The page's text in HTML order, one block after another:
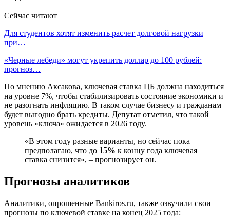
Сейчас читают
Для студентов хотят изменить расчет долговой нагрузки
при…
«Черные лебеди» могут укрепить доллар до 100 рублей:
прогноз…
По мнению Аксакова, ключевая ставка ЦБ должна находиться
на уровне 7%, чтобы стабилизировать состояние экономики и
не разогнать инфляцию. В таком случае бизнесу и гражданам
будет выгодно брать кредиты. Депутат отметил, что такой
уровень «ключа» ожидается в 2026 году.
«В этом году разные варианты, но сейчас пока
предполагаю, что до 15% к концу года ключевая
ставка снизится», – прогнозирует он.
Прогнозы аналитиков
Аналитики, опрошенные Bankiros.ru, также озвучили свои
прогнозы по ключевой ставке на конец 2025 года: